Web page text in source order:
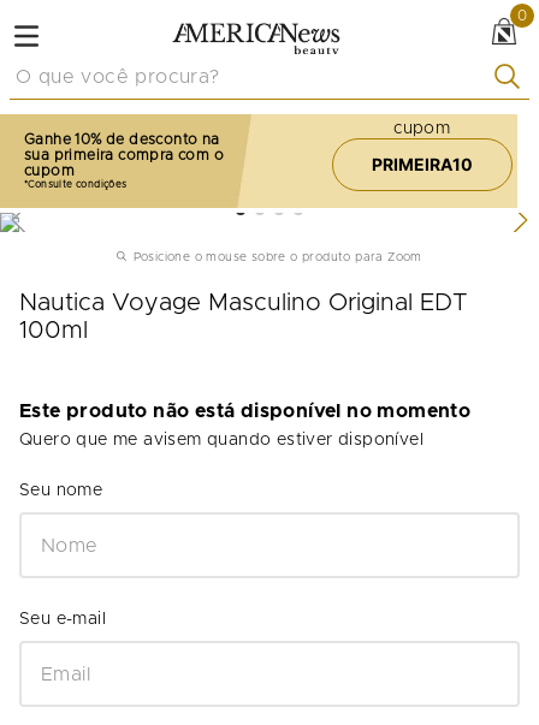
0
Ganhe 10% de desconto na
sua primeira compra com o
cupom
cupom
PRIMEIRA10
Posicione o mouse sobre o produto para Zoom
Nautica Voyage Masculino Original EDT
100ml
Este produto não está disponível no momento
Quero que me avisem quando estiver disponível